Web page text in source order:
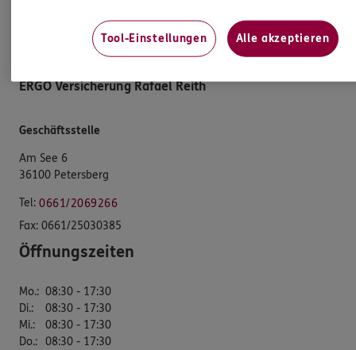
ERGO Versicherung Rafael Reith
Geschäftsstelle
Am See 6
36100 Petersberg
Tel: 0661/2069266
Fax: 0661/25030385
Öffnungszeiten
Mo.: 08:30 - 17:30
Di.:
08:30 - 17:30
Mi.:
08:30 - 17:30
Do.: 08:30 - 17:30
Tool-Einstellungen Alle akzeptieren